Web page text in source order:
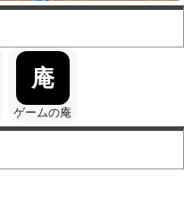
庵
ゲームの庵